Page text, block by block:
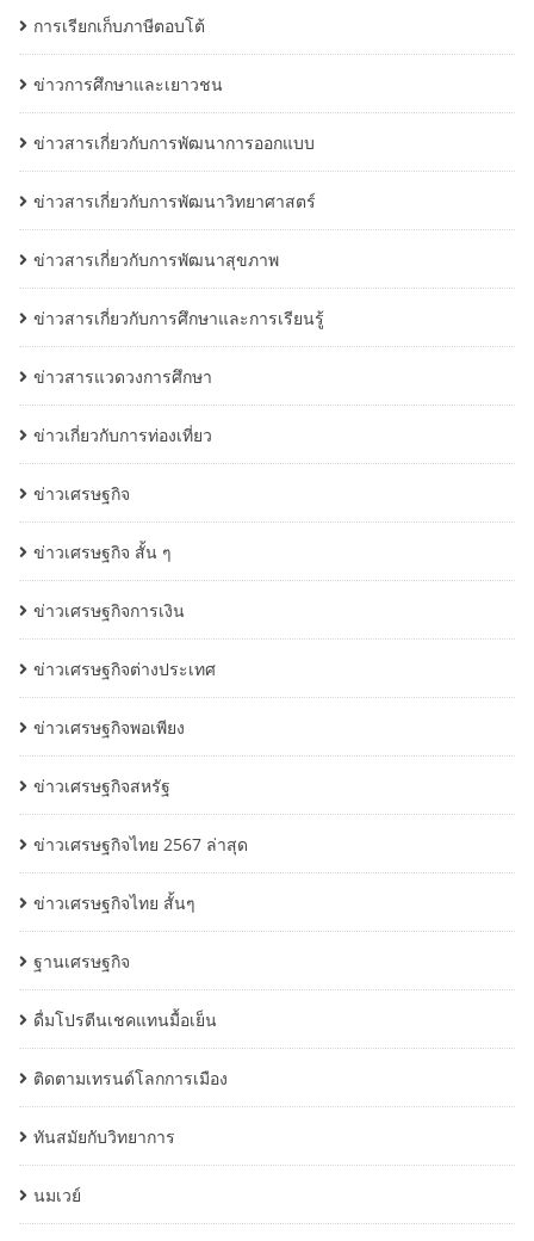
การเรียกเก็บภาษีตอบโต้
ข่าวการศึกษาและเยาวชน
ข่าวสารเกี่ยวกับการพัฒนาการออกแบบ
ข่าวสารเกี่ยวกับการพัฒนาวิทยาศาสตร์
ข่าวสารเกี่ยวกับการพัฒนาสุขภาพ
ข่าวสารเกี่ยวกับการศึกษาและการเรียนรู้
ข่าวสารแวดวงการศึกษา
ข่าวเกี่ยวกับการท่องเที่ยว
ข่าวเศรษฐกิจ
ข่าวเศรษฐกิจ สั้น ๆ
ข่าวเศรษฐกิจการเงิน
ข่าวเศรษฐกิจต่างประเทศ
ข่าวเศรษฐกิจพอเพียง
ข่าวเศรษฐกิจสหรัฐ
ข่าวเศรษฐกิจไทย 2567 ล่าสุด
ข่าวเศรษฐกิจไทย สั้นๆ
ฐานเศรษฐกิจ
ดื่มโปรตีนเชคแทนมื้อเย็น
ติดตามเทรนด์โลกการเมือง
ทันสมัยกับวิทยาการ
นมเวย์